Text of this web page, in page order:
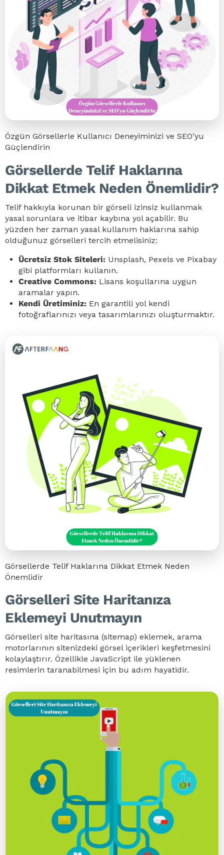
Özgün Görsellerle Kullanıcı Deneyiminizi ve SEO’yu
Güçlendirin
Görsellerde Telif Haklarına
Dikkat Etmek Neden Önemlidir?
Telif hakkıyla korunan bir görseli izinsiz kullanmak
yasal sorunlara ve itibar kaybına yol açabilir. Bu
yüzden her zaman yasal kullanım haklarına sahip
olduğunuz görselleri tercih etmelisiniz:
Ücretsiz Stok Siteleri: Unsplash, Pexels ve Pixabay
gibi platformları kullanın.
Creative Commons: Lisans koşullarına uygun
aramalar yapın.
Kendi Üretiminiz: En garantili yol kendi
fotoğraflarınızı veya tasarımlarınızı oluşturmaktır.
Görsellerde Telif Haklarına Dikkat Etmek Neden
Önemlidir
Görselleri Site Haritanıza
Eklemeyi Unutmayın
Görselleri site haritasına (sitemap) eklemek, arama
motorlarının sitenizdeki görsel içerikleri keşfetmesini
kolaylaştırır. Özellikle JavaScript ile yüklenen
resimlerin taranabilmesi için bu adım hayatidir.